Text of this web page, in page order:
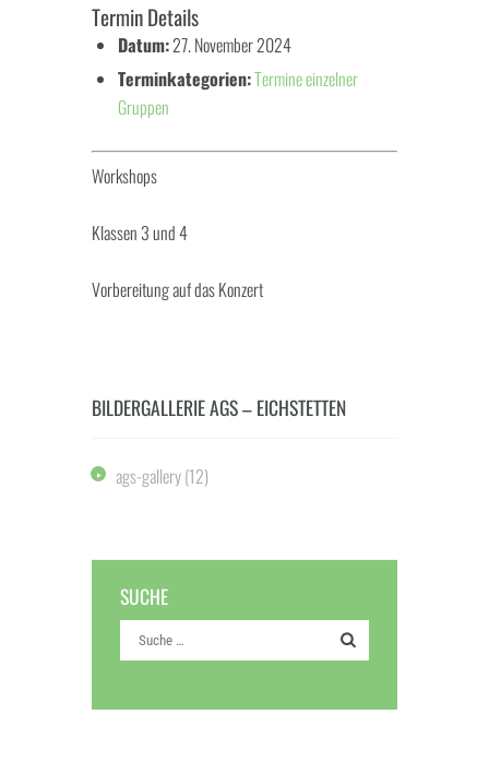
Termin Details
Datum:27. November 2024
Terminkategorien:Termine einzelner
Gruppen
Workshops
Klassen 3 und 4
Vorbereitung auf das Konzert
BILDERGALLERIE AGS – EICHSTETTEN
ags-gallery(12)
SUCHE